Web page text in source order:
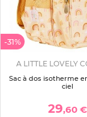
-31%
A LITTLE LOVELY
Sac à dos isotherme
ciel
29,60 €